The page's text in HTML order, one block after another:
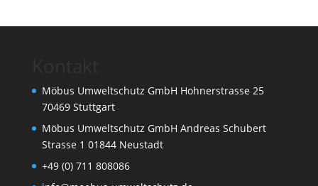
Möbus Umweltschutz GmbH Hohnerstrasse 25
70469 Stuttgart
Möbus Umweltschutz GmbH Andreas Schubert
Strasse 1 01844 Neustadt
+49 (0) 711 808086